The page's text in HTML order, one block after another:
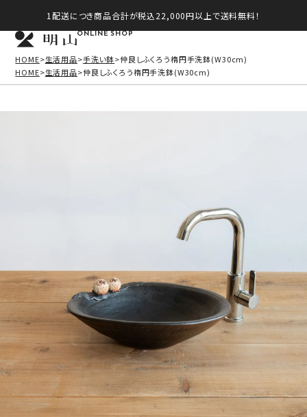
1配送につき商品合計が税込22,000円以上で送料無料！
ONLINE SHOP
HOME 生活用品 手洗い鉢 仲良しふくろう楕円手洗鉢(W30cm)
HOME
生活用品 仲良しふくろう楕円手洗鉢(W30cm)